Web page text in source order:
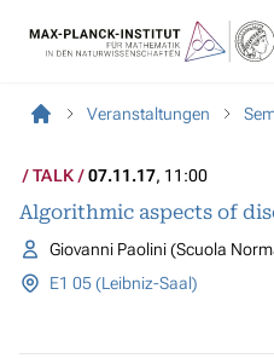
Veranstaltungen
TALK 07.11.17, 11:00
Algorithmic aspects of
Giovanni Paolini (Scuola
E1 05 (Leibniz-Saal)